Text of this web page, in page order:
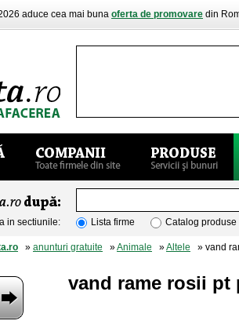
aduce cea mai buna oferta de promovare din
in sectiunile: Lista firme Catalog produse
» anunturi gratuite »Animale »Altele » vand
vand rame rosii pt